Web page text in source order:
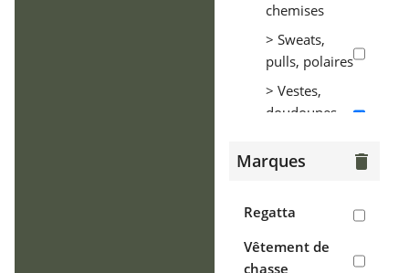
chemises
> Sweats,
pulls, polaires
> Vestes,
doudounes,
> Coupe-vent,
pluie
> Gilets
Marques delete
Regatta
Vêtement de
chasse